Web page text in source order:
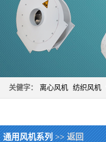
关健字： 离心风机 纺织风机
通用风机系列 >> 返回